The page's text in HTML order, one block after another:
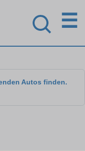
☰
Autos finden.